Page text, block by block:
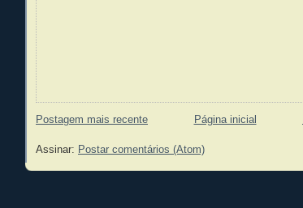
Postagem mais recente Página inicial
Assinar: Postar comentários (Atom)